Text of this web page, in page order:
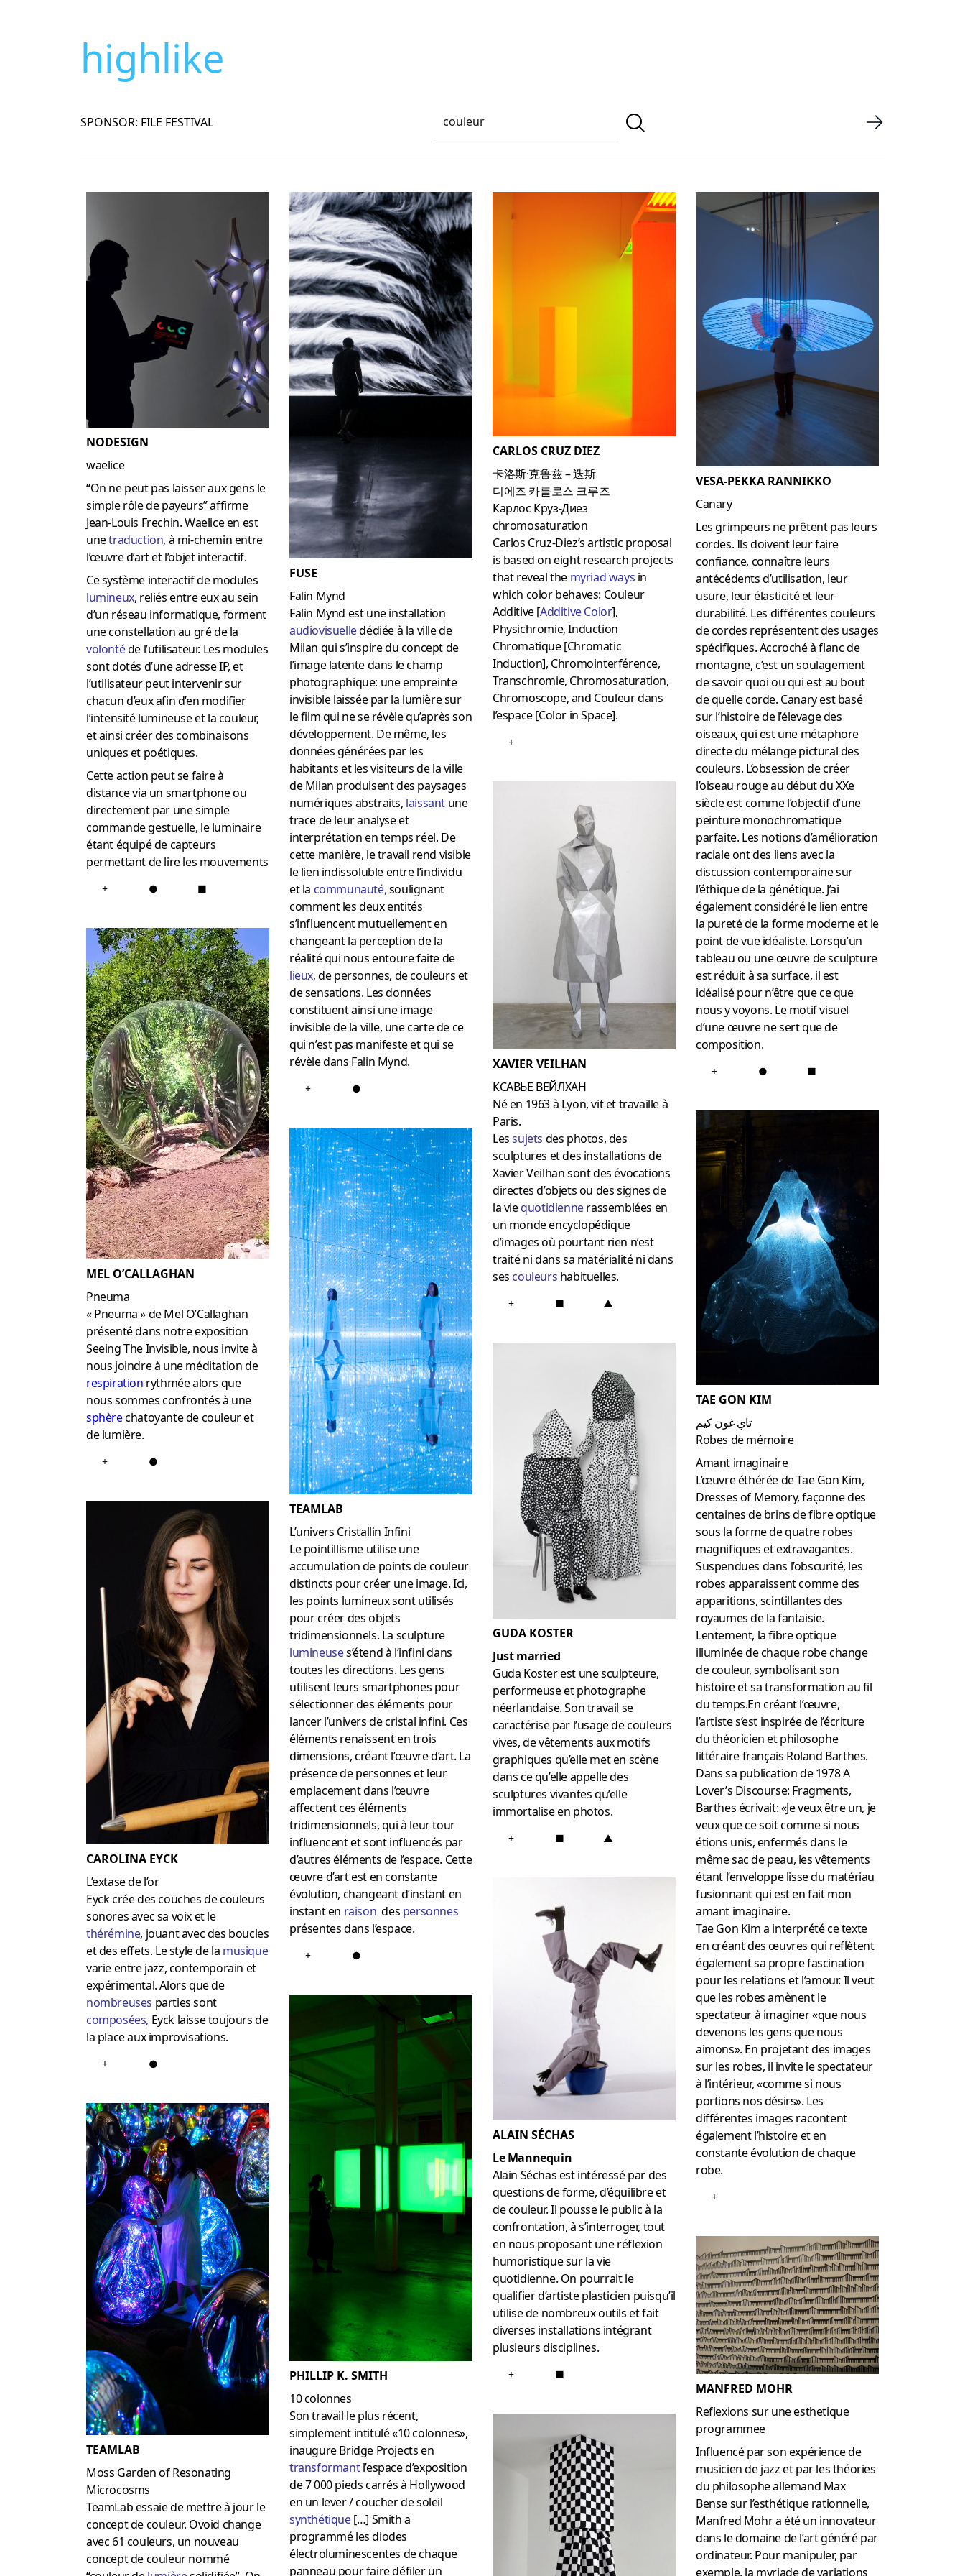
highlike
SPONSOR: FILE FESTIVAL
NODESIGN
waelice
“On ne peut pas laisser aux gens le
simple rôle de payeurs” affirme
Jean-Louis Frechin. Waelice en est
unetraduction, à mi-chemin entre
l’œuvre d’art et l’objet interactif.
Ce système interactif de modules
lumineux, reliés entre eux au sein
d’un réseau informatique, forment
une constellation au gré de la
volontéde l’utilisateur. Les modules
sont dotés d’une adresse IP, et
l’utilisateur peut intervenir sur
chacun d’eux afin d’en modifier
l’intensité lumineuse et la couleur,
et ainsi créer des combinaisons
uniques et poétiques.
Cette action peut se faire à
distance via un smartphone ou
directement par une simple
commande gestuelle, le luminaire
étant équipé de capteurs
permettant de lire les mouvements
+ ● ■
MEL O’CALLAGHAN
Pneuma
« Pneuma » de Mel O’Callaghan
présenté dans notre exposition
Seeing The Invisible, nous invite à
nous joindre à une méditation de
respiration rythmée alors que
nous sommes confrontés à une
sphèrechatoyante de couleur et
de lumière.
+ ●
CAROLINA EYCK
L’extase de l’or
Eyck crée des couches de couleurs
sonores avec sa voix et le
thérémine, jouant avec des boucles
et des effets. Le style de la musique
varie entre jazz, contemporain et
expérimental. Alors que de
nombreuses parties sont
composées, Eyck laisse toujours de
la place aux improvisations.
+ ●
TEAMLAB
Moss Garden of Resonating
Microcosms
TeamLab essaie de mettre à jour le
concept de couleur. Ovoid change
avec 61 couleurs, un nouveau
concept de couleur nommé
FUSE
Falin Mynd
Falin Mynd est une installation
audiovisuelledédiée à la ville de
Milan qui s’inspire du concept de
l’image latente dans le champ
photographique: une empreinte
invisible laissée par la lumière sur
le film qui ne se révèle qu’après son
développement. De même, les
données générées par les
habitants et les visiteurs de la ville
de Milan produisent des paysages
numériques abstraits, laissantune
trace de leur analyse et
interprétation en temps réel. De
cette manière, le travail rend visible
le lien indissoluble entre l’individu
et la communauté,soulignant
comment les deux entités
s’influencent mutuellement en
changeant la perception de la
réalité qui nous entoure faite de
lieux,de personnes, de couleurs et
de sensations. Les données
constituent ainsi une image
invisible de la ville, une carte de ce
qui n’est pas manifeste et qui se
révèle dans Falin Mynd.
+ ●
TEAMLAB
L’univers Cristallin Infini
Le pointillisme utilise une
accumulation de points de couleur
distincts pour créer une image. Ici,
les points lumineux sont utilisés
pour créer des objets
tridimensionnels. La sculpture
lumineuses’étend à l’infini dans
toutes les directions. Les gens
utilisent leurs smartphones pour
sélectionner des éléments pour
lancer l’univers de cristal infini. Ces
éléments renaissent en trois
dimensions, créant l’œuvre d’art. La
présence de personnes et leur
emplacement dans l’œuvre
affectent ces éléments
tridimensionnels, qui à leur tour
influencent et sont influencés par
d’autres éléments de l’espace. Cette
œuvre d’art est en constante
évolution, changeant d’instant en
instant en raison des personnes
présentes dans l’espace.
+ ●
PHILLIP K. SMITH
10 colonnes
Son travail le plus récent,
simplement intitulé «10 colonnes»,
inaugure Bridge Projects en
transformantl’espace d’exposition
de 7 000 pieds carrés à Hollywood
en un lever / coucher de soleil
synthétique[…] Smith a
programmé les diodes
électroluminescentes de chaque
panneau pour faire défiler un
CARLOS CRUZ DIEZ
卡洛斯·克鲁兹 – 迭斯
디에즈 카를로스 크루즈
Карлос Круз-Диез
chromosaturation
Carlos Cruz-Diez’s artistic proposal
is based on eight research projects
that reveal the myriad ways in
which color behaves: Couleur
Additive [Additive Color],
Physichromie, Induction
Chromatique [Chromatic
Induction], Chromointerférence,
Transchromie, Chromosaturation,
Chromoscope, and Couleur dans
l’espace [Color in Space].
+
XAVIER VEILHAN
КСАВЬЕ ВЕЙЛХАН
Né en 1963 à Lyon, vit et travaille à
Paris.
Lessujets des photos, des
sculptures et des installations de
Xavier Veilhan sont des évocations
directes d’objets ou des signes de
la viequotidiennerassemblées en
un monde encyclopédique
d’images où pourtant rien n’est
traité ni dans sa matérialité ni dans
ses couleurs habituelles.
+ ■ ▲
GUDA KOSTER
Just married
Guda Koster est une sculpteure,
performeuse et photographe
néerlandaise. Son travail se
caractérise par l’usage de couleurs
vives, de vêtements aux motifs
graphiques qu’elle met en scène
dans ce qu’elle appelle des
sculptures vivantes qu’elle
immortalise en photos.
+ ■ ▲
ALAIN SÉCHAS
Le Mannequin
Alain Séchas est intéressé par des
questions de forme, d’équilibre et
de couleur. Il pousse le public à la
confrontation, à s’interroger, tout
en nous proposant une réflexion
humoristique sur la vie
quotidienne. On pourrait le
qualifier d’artiste plasticien puisqu’il
utilise de nombreux outils et fait
diverses installations intégrant
plusieurs disciplines.
+ ■
VESA-PEKKA RANNIKKO
Canary
Les grimpeurs ne prêtent pas leurs
cordes.Ils doivent leur faire
confiance, connaître leurs
antécédents d’utilisation, leur
usure, leur élasticité et leur
durabilité. Les différentes couleurs
de cordes représentent des usages
spécifiques.Accroché à flanc de
montagne, c’est un soulagement
de savoir quoi ou qui est au bout
de quelle corde. Canary est basé
sur l’histoire de l’élevage des
oiseaux, qui est une métaphore
directe du mélange pictural des
couleurs. L’obsession de créer
l’oiseau rouge au début du XXe
siècle est comme l’objectif d’une
peinture monochromatique
parfaite. Les notions d’amélioration
raciale ont des liens avec la
discussion contemporaine sur
l’éthique de la génétique. J’ai
également considéré le lien entre
la pureté de la forme moderne et le
point de vue idéaliste. Lorsqu’un
tableau ou une œuvre de sculpture
est réduit à sa surface, il est
idéalisé pour n’être que ce que
nous y voyons. Le motif visuel
d’une œuvre ne sert que de
composition.
+ ● ■
TAE GON KIM
تاي غون كيم
Robes de mémoire
Amant imaginaire
L’œuvre éthérée de Tae Gon Kim,
Dresses of Memory, façonne des
centaines de brins de fibre optique
sous la forme de quatre robes
magnifiques et extravagantes.
Suspendues dans l’obscurité, les
robes apparaissent comme des
apparitions, scintillantes des
royaumes de la fantaisie.
Lentement, la fibre optique
illuminée de chaque robe change
de couleur, symbolisant son
histoire et sa transformation au fil
du temps.En créant l’œuvre,
l’artiste s’est inspirée de l’écriture
du théoricien et philosophe
littéraire français Roland Barthes.
Dans sa publication de 1978 A
Lover’s Discourse: Fragments,
Barthes écrivait: «Je veux être un, je
veux que ce soit comme si nous
étions unis, enfermés dans le
même sac de peau, les vêtements
étant l’enveloppe lisse du matériau
fusionnant qui est en fait mon
amant imaginaire.
Tae Gon Kim a interprété ce texte
en créant des œuvres qui reflètent
également sa propre fascination
pour les relations et l’amour. Il veut
que les robes amènent le
spectateur à imaginer «que nous
devenons les gens que nous
aimons». En projetant des images
sur les robes, il invite le spectateur
à l’intérieur, «comme si nous
portions nos désirs». Les
différentes images racontent
également l’histoire et en
constante évolution de chaque
robe.
+
MANFRED MOHR
Reflexions sur une esthetique
programmee
Influencé par son expérience de
musicien de jazz et par les théories
du philosophe allemand Max
Bense sur l’esthétique rationnelle,
Manfred Mohr a été un innovateur
dans le domaine de l’art généré par
ordinateur. Pour manipuler, par
exemple, la myriade de variations